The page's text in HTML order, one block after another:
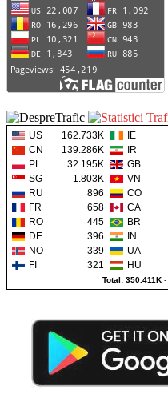
US 162.733K IE
CN
139.286K IR
PL
32.195K GB
SG
1.803K VN
RU
896 CO
FR
658 CA
RO
445 BR
DE
396 IN
NO
339 UA
FI
321 HU
Total: 350.411K-